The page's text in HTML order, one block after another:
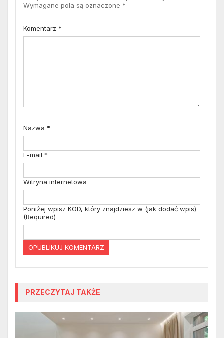
Wymagane pola są oznaczone *
Komentarz *
Nazwa *
E-mail *
Witryna internetowa
Poniżej wpisz KOD, który znajdziesz w (jak dodać wpis)
(Required)
PRZECZYTAJ TAKŻE